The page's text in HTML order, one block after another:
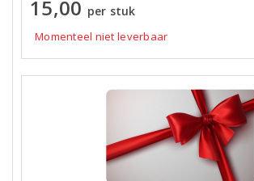
15,00 per stuk
Momenteel niet leverbaar